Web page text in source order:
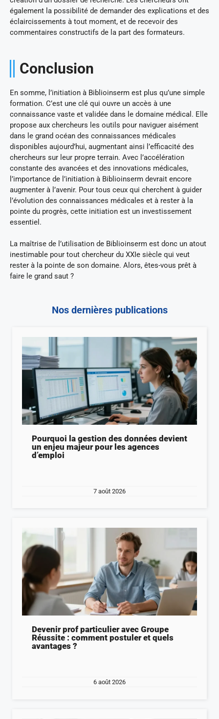
également la possibilité de demander des explications et des
éclaircissements à tout moment, et de recevoir des
commentaires constructifs de la part des formateurs.
Conclusion
En somme, l’initiation à Biblioinserm est plus qu’une simple
formation. C’est une clé qui ouvre un accès à une
connaissance vaste et validée dans le domaine médical. Elle
propose aux chercheurs les outils pour naviguer aisément
dans le grand océan des connaissances médicales
disponibles aujourd’hui, augmentant ainsi l’efficacité des
chercheurs sur leur propre terrain. Avec l’accélération
constante des avancées et des innovations médicales,
l’importance de l’initiation à Biblioinserm devrait encore
augmenter à l’avenir. Pour tous ceux qui cherchent à guider
l’évolution des connaissances médicales et à rester à la
pointe du progrès, cette initiation est un investissement
essentiel.
La maîtrise de l’utilisation de Biblioinserm est donc un atout
inestimable pour tout chercheur du XXIe siècle qui veut
rester à la pointe de son domaine. Alors, êtes-vous prêt à
faire le grand saut ?
Nos dernières publications
Pourquoi la gestion des données devient
un enjeu majeur pour les agences
d’emploi
7 août 2026
Devenir prof particulier avec Groupe
Réussite : comment postuler et quels
avantages ?
6 août 2026